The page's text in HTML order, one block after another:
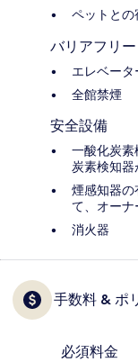
ペットとの
バリアフリー
エレベータ
全館禁煙
安全設備
一酸化炭
炭素検知
煙感知器
て、オー
消火器
手数料 & ポ
必須料金